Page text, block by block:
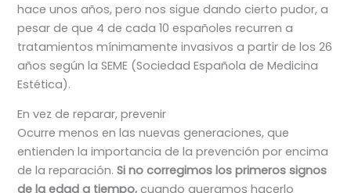
hace unos años, pero nos sigue dando cierto pudor, a
pesar de que 4 de cada 10 españoles recurren a
tratamientos mínimamente invasivos a partir de los 26
años según la SEME (Sociedad Española de Medicina
Estética).
En vez de reparar, prevenir
Ocurre menos en las nuevas generaciones, que
entienden la importancia de la prevención por encima
de la reparación.Si no corregimos los primeros signos
de la edad a tiempo, cuando queramos hacerlo